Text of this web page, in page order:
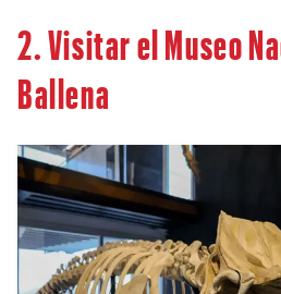
2. Visitar el Museo
Ballena